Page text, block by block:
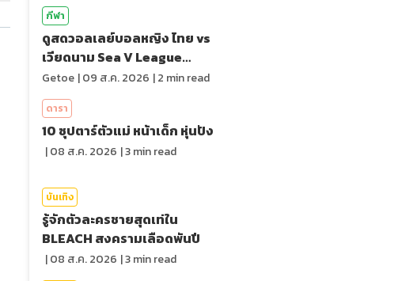
กีฬา
ดูสดวอลเลย์บอลหญิง ไทย vs
เวียดนาม Sea V League
2026 เลก 2
Getoe |09 ส.ค. 2026 |2 min read
ดารา
10 ซุปตาร์ตัวแม่ หน้าเด็ก หุ่นปัง
|08 ส.ค. 2026 |3min read
บันเทิง
รู้จักตัวละครชายสุดเท่ใน
BLEACH สงครามเลือดพันปี
|08 ส.ค. 2026 |3min read